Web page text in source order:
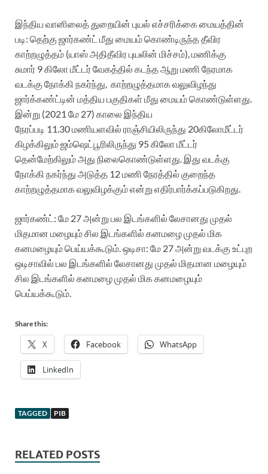
இந்திய வானிலைத் துறையின் புயல் எச்சரிக்கை மையத்தின்
படி: தெற்கு ஜார்கண்ட் மீது மையம் கொண்டிருந்த தீவிர
காற்றழுத்தம் (யாஸ் அதிதீவிர புயலின் மிச்சம்) மணிக்கு
சுமார் 9கிலோ மீட்டர் வேகத்தில் கடந்த ஆறு மணி நேரமாக
வடக்கு நோக்கி நகர்ந்து காற்றழுத்தமாக வலுவிழந்து
ஜார்க்கண்ட்டின் மத்திய பகுதிகள் மீது மையம் கொண்டுள்ளது.
இன்று (2021 மே 27) காலை இந்திய
நேரப்படி 11.30மணியளவில் ராஞ்சியிலிருந்து 20கிலோமீட்டர்
கிழக்கிலும் ஜம்ஷெட்பூரிலிருந்து 95கிலோ மீட்டர்
தென்மேற்கிலும் அது நிலைகொண்டுள்ளது. இது வடக்கு
நோக்கி நகர்ந்து அடுத்த 12மணி நேரத்தில் குறைந்த
காற்றழுத்தமாக வலுவிழக்கும் என்று எதிர்பார்க்கப்படுகிறது.
ஜார்கண்ட்: மே 27அன்று பல இடங்களில் லேசானது முதல்
மிதமான மழையும் சில இடங்களில் கனமழை முதல் மிக
கனமழையும் பெய்யக்கூடும். ஒடிசா: மே 27அன்று வடக்கு உட்புற
ஒடிசாவில் பல இடங்களில் லேசானது முதல் மிதமான மழையும்
சில இடங்களில் கனமழை முதல் மிக கனமழையும்
பெய்யக்கூடும்.
Share this:
X Facebook WhatsApp
LinkedIn
TAGGED PIB
RELATED POSTS